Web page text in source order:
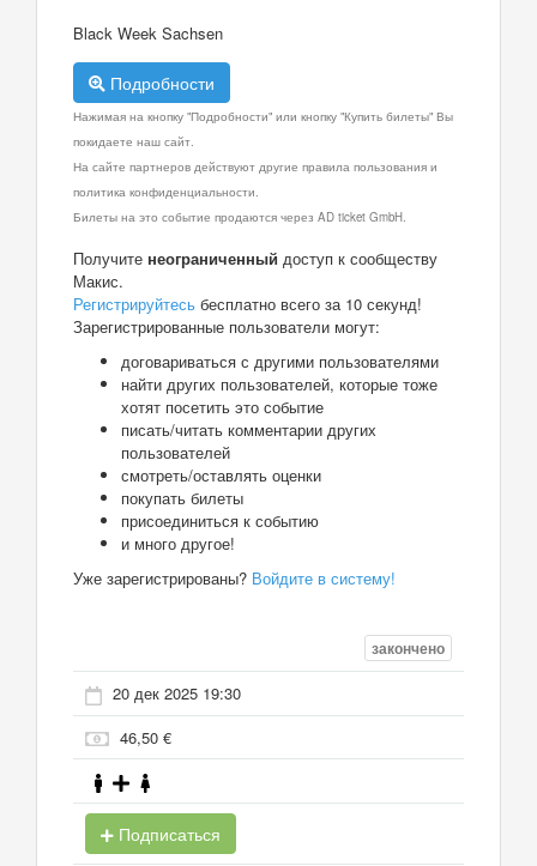
Black Week Sachsen
Подробности
Нажимая на кнопку "Подробности" или кнопку "Купить билеты" Вы
покидаете наш сайт.
На сайте партнеров действуют другие правила пользования и
политика конфиденциальности.
Билеты на это событие продаются через AD ticket GmbH.
Получите неограниченный доступ к сообществу
Макис.
Регистрируйтесь бесплатно всего за 10 секунд!
Зарегистрированные пользователи могут:
договариваться с другими пользователями
найти других пользователей, которые тоже
хотят посетить это событие
писать/читать комментарии других
пользователей
смотреть/оставлять оценки
покупать билеты
присоединиться к событию
и много другое!
Уже зарегистрированы? Войдите в систему!
закончено
20 дек 2025 19:30
46,50 €
Подписаться